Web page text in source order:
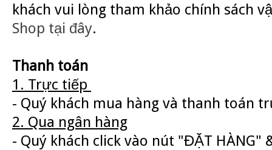
khách vui lòng tham khảo chính sách
Shop tại đây.
Thanh toán
1. Trực tiếp
- Quý khách mua hàng và thanh toán
2. Qua ngân hàng
- Quý khách click vào nút "ĐẶT HÀNG"